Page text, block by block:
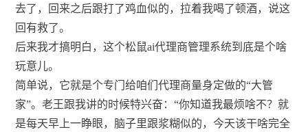
去了，回来之后跟打了鸡血似的，拉着我喝了顿酒，说这
回有救了。
后来我才搞明白，这个松鼠ai代理商管理系统到底是个啥
玩意儿。
简单说，它就是个专门给咱们代理商量身定做的“大管
家”。老王跟我讲的时候特兴奋：“你知道我最烦啥不？就
是每天早上一睁眼，脑子里跟浆糊似的，今天该干啥完全